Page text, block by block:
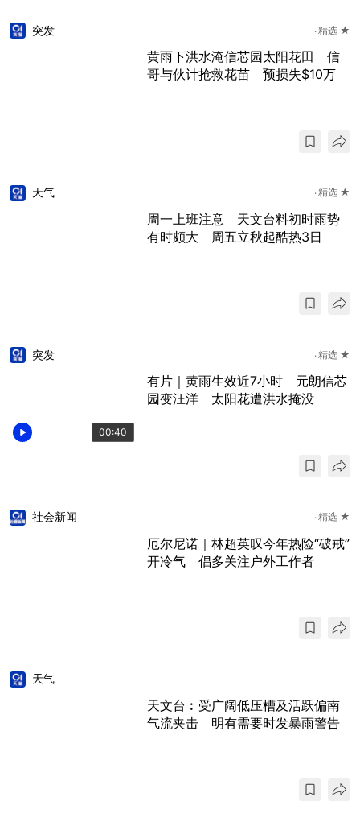
突发 精选 ★
黄雨下洪水淹信芯园太阳花田 信
哥与伙计抢救花苗 预损失$10万
天气 精选 ★
周一上班注意 天文台料初时雨势
有时颇大 周五立秋起酷热3日
00:40
突发 精选 ★
有片｜黄雨生效近7小时 元朗信芯
园变汪洋 太阳花遭洪水掩没
社会新闻 精选 ★
厄尔尼诺｜林超英叹今年热险“破戒”
开冷气 倡多关注户外工作者
天气
天文台︰受广阔低压槽及活跃偏南
气流夹击 明有需要时发暴雨警告